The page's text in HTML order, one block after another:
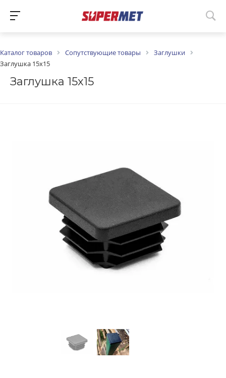
Каталог товаров Сопутствующие товары
Заглушки
Заглушка 15х15
Заглушка 15х15